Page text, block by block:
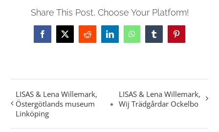
Share This Post, Choose Your Platform!
Facebook
X Reddit LinkedInWhatsAppTumblrPinterest
LISAS & Lena Willemark,
Östergötlands museum
Linköping
LISAS & Lena Willemark,
Wij Trädgårdar Ockelbo